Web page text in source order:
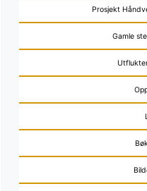
Prosjekt
Gamle